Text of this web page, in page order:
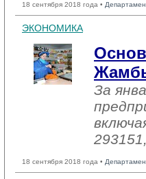
18 сентября 2018 года •
ЭКОНОМИКА
За
18 сентября 2018 года •